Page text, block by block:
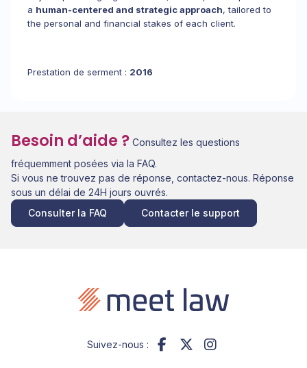
a human-centered and strategic approach, tailored to
the personal and financial stakes of each client.
Prestation de serment : 2016
Besoin d’aide ? Consultez les questions
fréquemment posées via la FAQ.
Si vous ne trouvez pas de réponse, contactez-nous. Réponse
sous un délai de 24H jours ouvrés.
Consulter la FAQ
Contacter le support
Suivez-nous :